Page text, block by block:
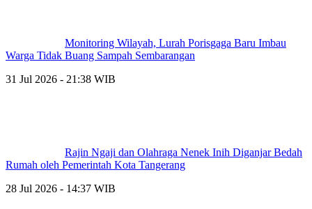
Monitoring Wilayah, Lurah Porisgaga Baru Imbau
Warga Tidak Buang Sampah Sembarangan
31 Jul 2026 - 21:38 WIB
Rajin Ngaji dan Olahraga Nenek Inih Diganjar Bedah
Rumah oleh Pemerintah Kota Tangerang
28 Jul 2026 - 14:37 WIB